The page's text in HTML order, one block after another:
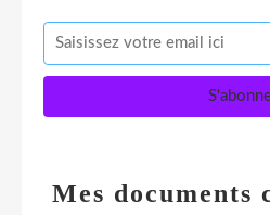
Mes documents